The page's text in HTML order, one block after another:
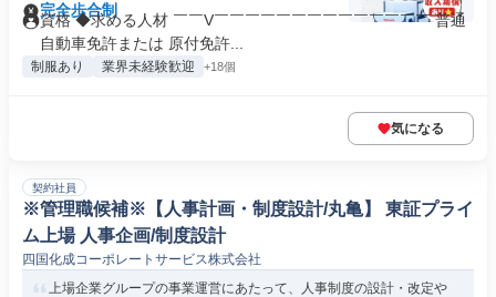
完全歩合制
資格 ◆求める人材 ￣￣V￣￣￣￣￣￣￣￣￣￣￣￣￣￣ 普通
自動車免許または 原付免許...
制服あり 業界未経験歓迎 +18個
気になる
契約社員
※管理職候補※【人事計画・制度設計/丸亀】 東証プライ
ム上場 人事企画/制度設計
四国化成コーポレートサービス株式会社
上場企業グループの事業運営にあたって、人事制度の設計・改定や